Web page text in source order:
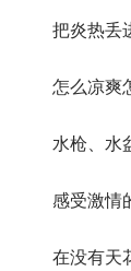
把炎热丢
怎么凉爽
水枪、水
感受激情
在没有天